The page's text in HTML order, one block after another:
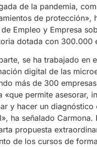
de la pandemia,
de protección»,
Empleo y Empresa
dotada con 300.000
se ha trabajado en
digital de las
más de 300
«que permite asesorar,
y hacer un diagnóstico
ha señalado Carmona.
propuesta
de los cursos de